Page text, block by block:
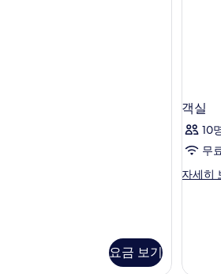
요금 보기
객실
10
무
자세히
객